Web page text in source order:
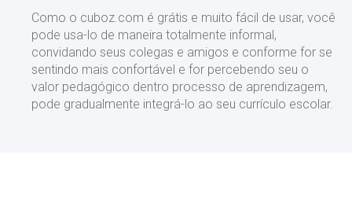
Como o cuboz.com é grátis e muito fácil de usar, você
pode usa-lo de maneira totalmente informal,
convidando seus colegas e amigos e conforme for se
sentindo mais confortável e for percebendo seu o
valor pedagógico dentro processo de aprendizagem,
pode gradualmente integrá-lo ao seu currículo escolar.